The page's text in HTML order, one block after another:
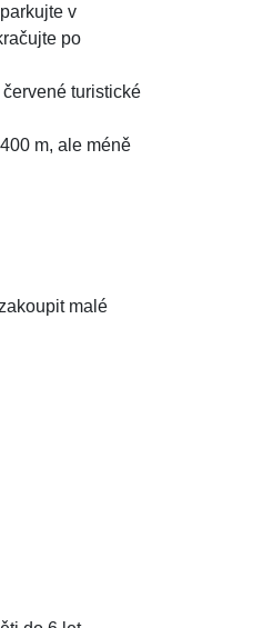
v
po
turistické
m, ale méně
malé